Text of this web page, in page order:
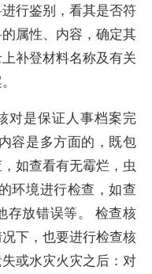
行鉴别，看其是否符
属性、内容，确定其
补登材料名称及有关
对是保证人事档案完
容是多方面的，既包
如查看有无霉烂，虫
环境进行检查，如查
存放错误等。 检查核
下，也要进行检查核
或水灾火灾之后：对